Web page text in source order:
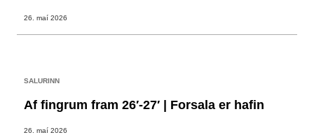
26. maí 2026
SALURINN
Af fingrum fram 26′-27′ | Forsala er hafin
26. maí 2026